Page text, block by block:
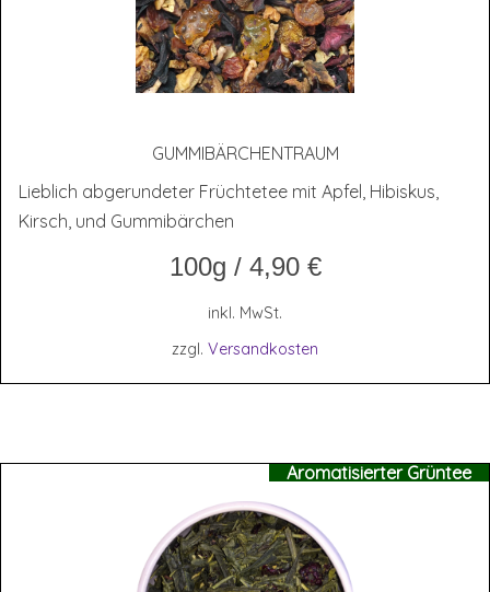
GUM­MI­BÄR­CHEN­TRAUM
Lieblich abgerundeter Früchtetee mit Apfel, Hibiskus,
Kirsch, und Gummibärchen
100g / 4,90 €
inkl. MwSt.
zzgl. Versandkosten
Aromatisierter Grüntee